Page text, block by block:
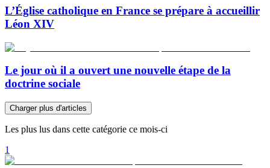
L’Église catholique en France se prépare à accueillir
Léon XIV
Le jour où il a ouvert une nouvelle étape de la
doctrine sociale
Charger plus d'articles
Les plus lus dans cette catégorie ce mois-ci
1